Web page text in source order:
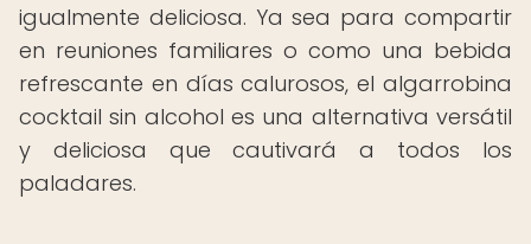
igualmente deliciosa. Ya sea para compartir
en reuniones familiares o como una bebida
refrescante en días calurosos, el algarrobina
cocktail sin alcohol es una alternativa versátil
y deliciosa que cautivará a todos los
paladares.